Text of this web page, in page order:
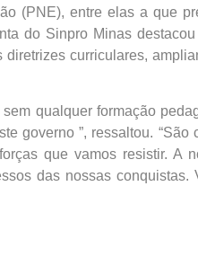
(PNE), entre elas a que
do Sinpro Minas
curriculares,
qualquer formação
governo ”, ressaltou. “São
que vamos resistir. A
das nossas conquistas.